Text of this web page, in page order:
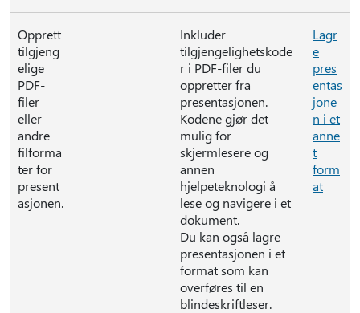
Opprett
tilgjeng
elige
PDF-
filer
eller
andre
filforma
ter for
present
asjonen.
Inkluder
tilgjengelighetskode
r i PDF-filer du
oppretter fra
presentasjonen.
Kodene gjør det
mulig for
skjermlesere og
annen
hjelpeteknologi å
lese og navigere i et
dokument.
Du kan også lagre
presentasjonen i et
format som kan
overføres til en
blindeskriftleser.
Lagr
e
pres
entas
jone
n i et
anne
t
form
at